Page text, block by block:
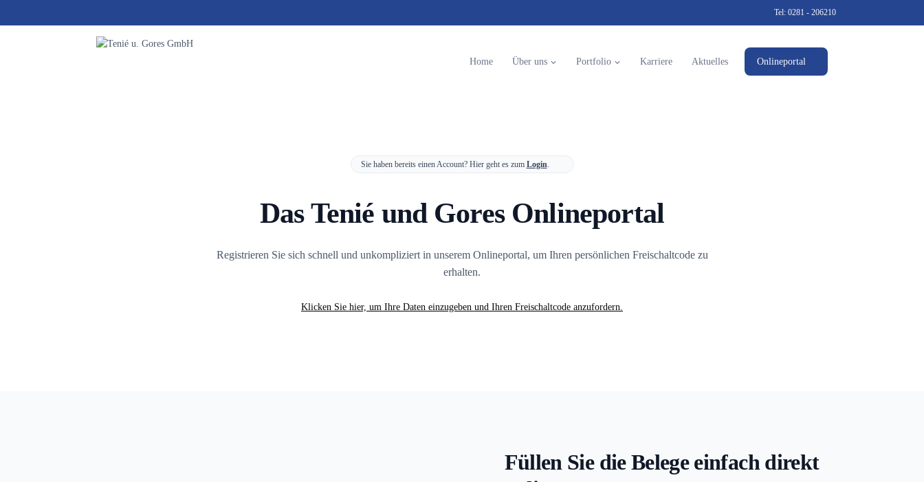
Tel: 0281 - 206210
Home Über uns Portfolio Karriere Aktuelles Onlineportal
Sie haben bereits einen Account? Hier geht es zum Login
Das Tenié und Gores Onlineportal
Registrieren Sie sich schnell und unkompliziert in unserem Onlineportal, um Ihren persönlichen Freischaltcode zu
erhalten.
Klicken Sie hier, um Ihre Daten einzugeben und Ihren Freischaltcode anzufordern.
Füllen Sie die Belege einfach direkt